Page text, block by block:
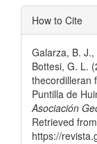
Article
Details
How to Cite
Galarza, B.
Bottesi, G. L.
thecordilleran
Puntilla de
Asociación
Retrieved from
https://